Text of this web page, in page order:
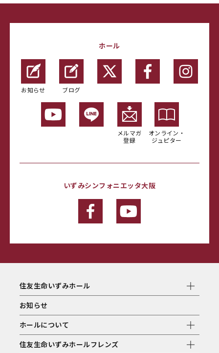
ホール
お知らせ ブログ
メルマガ
登録
オンライン・
ジュピター
いずみシンフォニエッタ大阪
住友生命いずみホール
お知らせ
ホールについて
住友生命いずみホールフレンズ